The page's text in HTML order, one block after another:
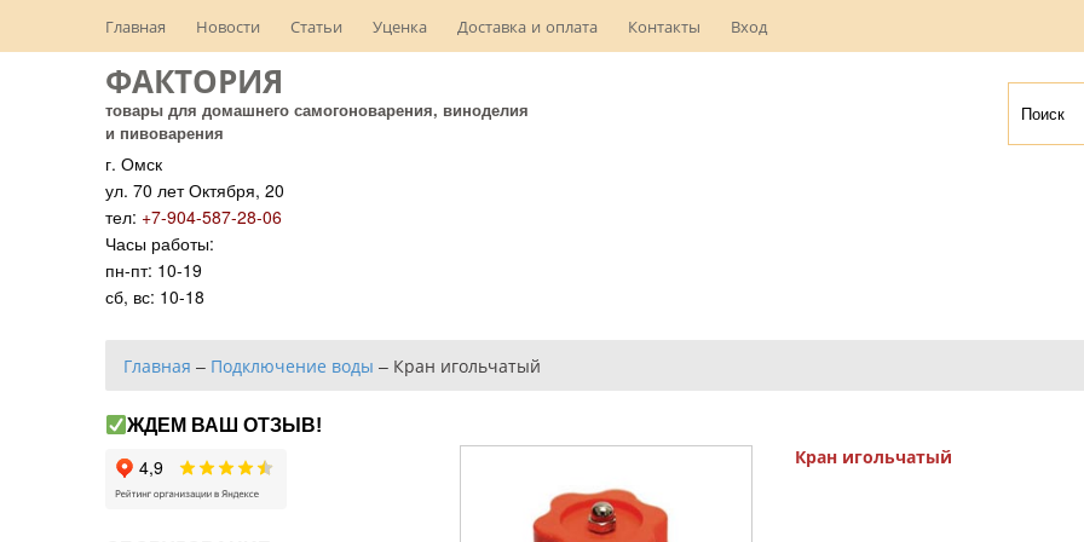
Главная Новости Статьи Уценка Доставка и оплата Контакты Вход
ФАКТОРИЯ
товары для домашнего самогоноварения, виноделия
и пивоварения
г. Омск
ул. 70 лет Октября, 20
тел: +7-904-587-28-06
Часы работы:
пн-пт: 10-19
сб, вс: 10-18
Главная – Подключение воды – Кран игольчатый
Кран игольчатый
ЖДЕМ ВАШ ОТЗЫВ!